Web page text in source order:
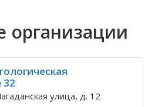
организации
улица, д. 12